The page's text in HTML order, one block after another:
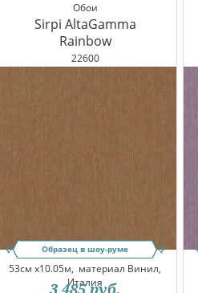
Обои
Sirpi AltaGamma
Rainbow
22600
Образец в шоу-руме
53см x10.05м, материал Винил,
Италия
3 485 руб.